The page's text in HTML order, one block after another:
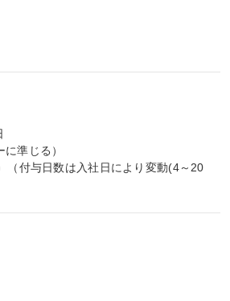
準じる）
（付与日数は入社日により変動(4～20